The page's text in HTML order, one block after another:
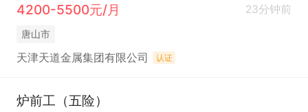
4200-5500元/月
23分钟前
唐山市
天津天道金属集团有限公司 认证
炉前工（五险）